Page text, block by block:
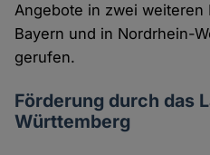
Angebote in zwei weiteren
Bayern und in Nordrhein-
gerufen.
Förderung durch das
Württemberg